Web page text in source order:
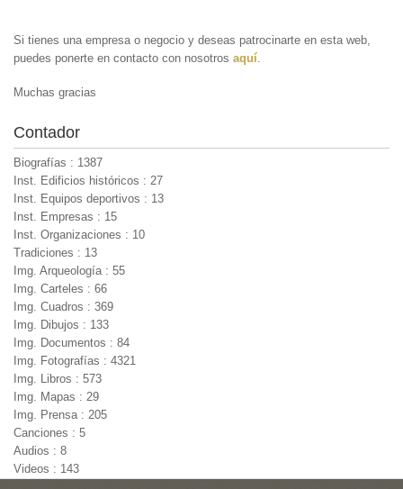
Si tienes una empresa o negocio y deseas patrocinarte en esta web,
puedes ponerte en contacto con nosotros aquí
Muchas gracias
Contador
Biografías : 1387
Inst. Edificios históricos : 27
Inst. Equipos deportivos : 13
Inst. Empresas : 15
Inst. Organizaciones : 10
Tradiciones : 13
Img. Arqueología : 55
Img. Carteles : 66
Img. Cuadros : 369
Img. Dibujos : 133
Img. Documentos : 84
Img. Fotografías : 4321
Img. Libros : 573
Img. Mapas : 29
Img. Prensa : 205
Canciones : 5
Audios : 8
Videos : 143